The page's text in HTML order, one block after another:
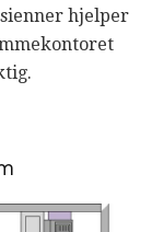
hjelper